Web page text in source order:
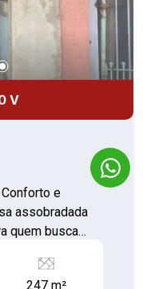
V
e
quem busca
247 m²